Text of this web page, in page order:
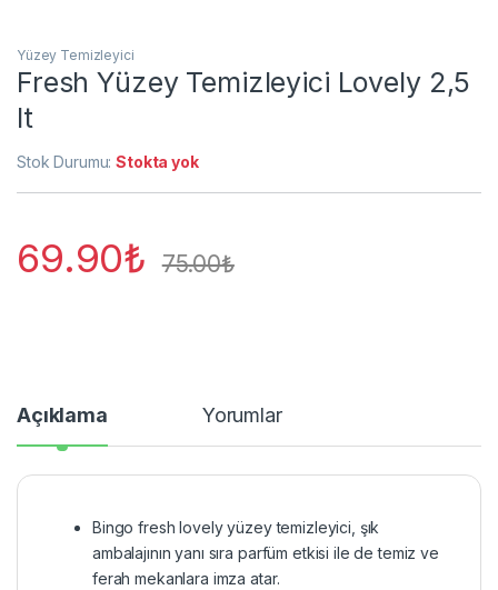
Yüzey Temizleyici
Fresh Yüzey Temizleyici Lovely 2,5
lt
Stok Durumu:Stokta yok
69.90₺ 75.00₺
Açıklama Yorumlar
Bingo fresh lovely yüzey temizleyici, şık
ambalajının yanı sıra parfüm etkisi ile de temiz ve
ferah mekanlara imza atar.